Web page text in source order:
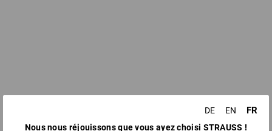
DE EN FR
Nous nous réjouissons que vous ayez choisi STRAUSS !